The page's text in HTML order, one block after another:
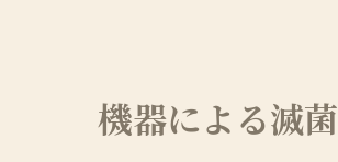
機器による滅菌